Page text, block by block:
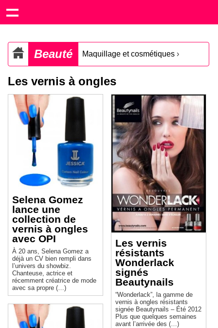
Beauté Maquillage et cosmétiques ›
Les vernis à ongles
Selena Gomez
lance une
collection de
vernis à ongles
avec OPI
À 20 ans, Selena Gomez a
déjà un CV bien rempli dans
l’univers du showbiz.
Chanteuse, actrice et
récemment créatrice de mode
avec sa propre (…)
Les vernis
résistants
Wonderlack
signés
Beautynails
“Wonderlack”, la gamme de
vernis à ongles résistants
signée Beautynails – Été 2012
Plus que quelques semaines
avant l’arrivée des (…)